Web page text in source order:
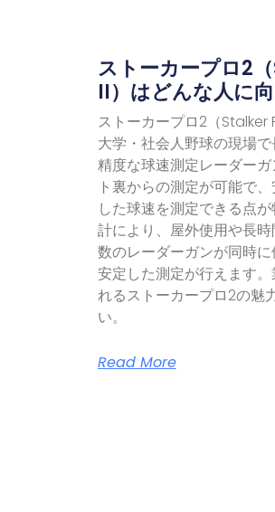
ストーカープロ2
II）はどんな人に
ストーカープロ2（Stalker
大学・社会人野球の現場
精度な球速測定レーダー
ト裏からの測定が可能で
した球速を測定できる点
計により、屋外使用や長
数のレーダーガンが同時
安定した測定が行えます
れるストーカープロ2の魅
い。
Read More